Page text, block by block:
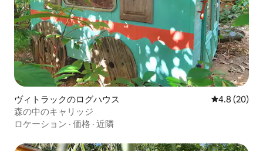
ヴィトラックのログハウス レビュー20
4.8 (20)
森の中のキャリッジ
ロケーション · 価格 · 近隣